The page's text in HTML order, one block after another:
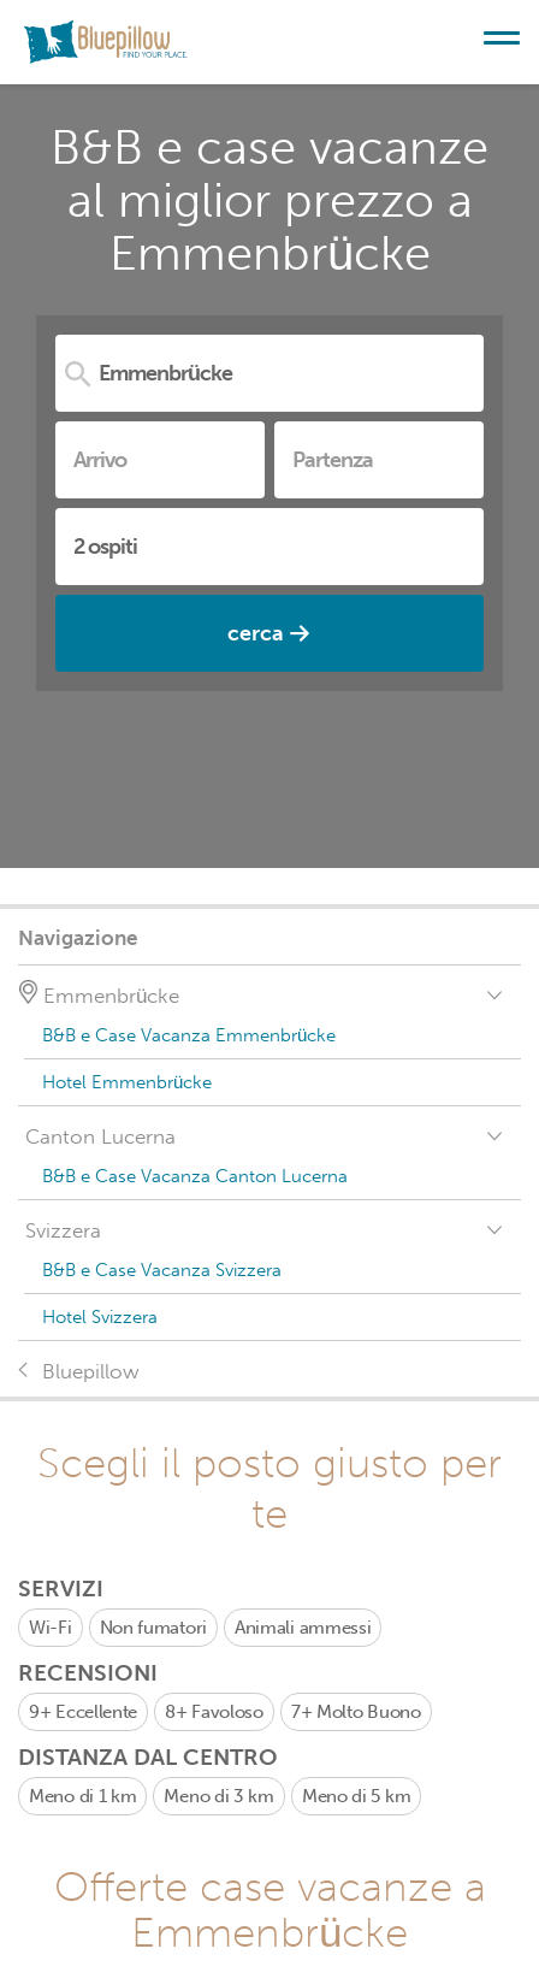
B&B e case vacanze
al miglior prezzo a
Emmenbrücke
cerca
Navigazione
Emmenbrücke
B&B e Case Vacanza Emmenbrücke
Hotel Emmenbrücke
Canton Lucerna
B&B e Case Vacanza Canton Lucerna
Svizzera
B&B e Case Vacanza Svizzera
Hotel Svizzera
Bluepillow
Scegli il posto giusto per
te
SERVIZI
Wi-Fi Non fumatori Animali ammessi
RECENSIONI
9+ Eccellente 8+ Favoloso 7+ Molto Buono
DISTANZA DAL CENTRO
Meno di 1 km Meno di 3 km Meno di 5 km
Offerte case vacanze a
Emmenbrücke